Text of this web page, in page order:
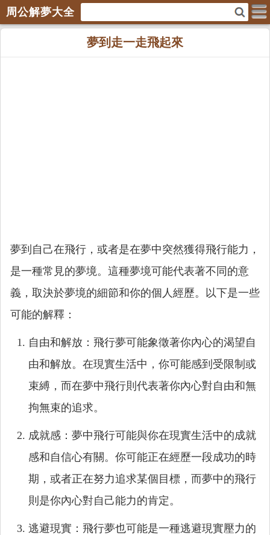
周公解夢大全
夢到走一走飛起來
夢到自己在飛行，或者是在夢中突然獲得飛行能力，
是一種常見的夢境。這種夢境可能代表著不同的意
義，取決於夢境的細節和你的個人經歷。以下是一些
可能的解釋：
自由和解放：飛行夢可能象徵著你內心的渴望自
由和解放。在現實生活中，你可能感到受限制或
束縛，而在夢中飛行則代表著你內心對自由和無
拘無束的追求。
成就感：夢中飛行可能與你在現實生活中的成就
感和自信心有關。你可能正在經歷一段成功的時
期，或者正在努力追求某個目標，而夢中的飛行
則是你內心對自己能力的肯定。
逃避現實：飛行夢也可能是一種逃避現實壓力的